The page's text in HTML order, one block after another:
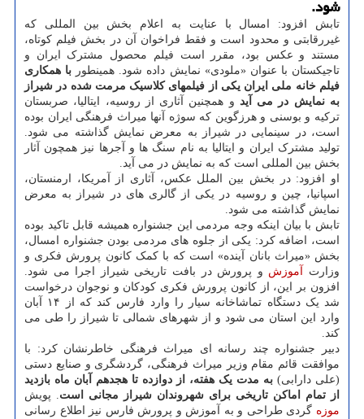
شود.
تابش افزود: امسال با عنایت به اعلام بخش بین المللی که
غیررقابتی و محدود است و فقط فراخوان آن در بخش فیلم کوتاه،
مستند و عکس بود، مقرر است فیلم محصول مشترک ایران و
تاجیکستان با عنوان «ملودی» نمایش داده شود. همینطور با همکاری
فیلم خانه ملی ایران یکی از فیلمهای کلاسیک مرمت شده در شیراز
به نمایش در می آید و همچنین آثاری از روسیه، ایتالیا، صربستان
ترکیه و بوسنی و هرزگوین که سوژه آنها میراث فرهنگی ایران بوده
است، در سینمایی در شیراز به معرض نمایش گذاشته می شود.
تولید مشترک ایران و ایتالیا به نام سنگ ها و آجرها نیز همچون آثار
بخش بین المللی است که به نمایش در می آید.
او افزود: در بخش بین الملل عکس، آثاری از آمریکا، ارمنستان،
اسپانیا، چین و روسیه در یکی از گالری های در شیراز به معرض
نمایش گذاشته می شود.
تابش با بیان اینکه وجه مردمی این جشنواره همیشه قابل تاکید بوده
است، اضافه کرد: یکی از جلوه های مردمی بودن جشنواره امسال،
بخش «میراث بانان آینده» است که با کمک کانون پرورش فکری و
وزارت
آموزش و پرورش در بافت تاریخی شیراز اجرا می شود.
افزون بر این، از کانون پرورش فکری کودکان و نوجوان درخواست
شد یک دستگاه تماشاخانه سیار را وارد فارس کند که از ۱۴ آبان
وارد این استان می شود و از شهرهای شمالی تا شیراز را طی می
کند.
دبیر جشنواره چند رسانه ای میراث فرهنگی خاطرنشان کرد: با
موافقت قائم مقام وزیر میراث فرهنگی، گردشگری و صنایع دستی
(علی دارابی) به مدت یک هفته، از دوازده تا هجدهم آبان ماه بازدید
از تمام اماکن تاریخی برای شهروندان شیراز مجانی است. پویش
موزه گردی طراحی و به آموزش و پرورش فارس نیز اطلاع رسانی